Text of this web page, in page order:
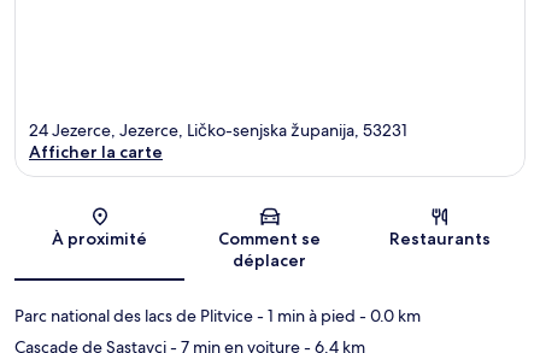
Carte
24 Jezerce, Jezerce, Ličko-senjska županija, 53231
Afficher la carte
À proximité
Comment se
déplacer
Restaurants
Parc national des lacs de Plitvice- 1 min à pied - 0.0 km
Cascade de Sastavci- 7 min en voiture- 6.4 km